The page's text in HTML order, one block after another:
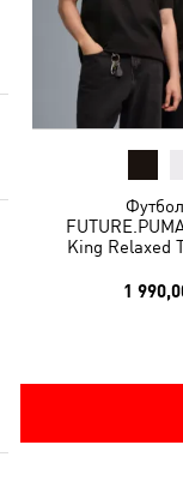
King Relaxed
1